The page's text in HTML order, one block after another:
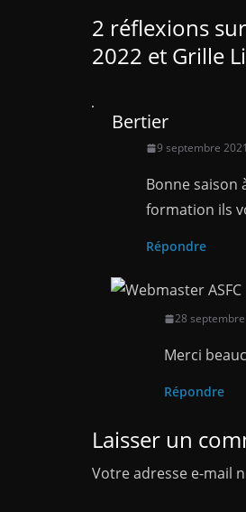
2 réflexions
2022 et Grille
Bertier
9 septembre
Bonne saison
formation ils
Répondre
28
Merci
Répondre
Laisser un
Votre adresse e-mail